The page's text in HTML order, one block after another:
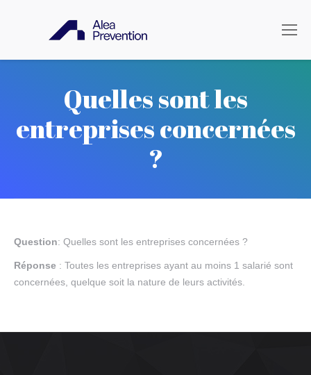
Quelles sont les
entreprises concernées
?
Question: Quelles sont les entreprises concernées ?
Réponse : Toutes les entreprises ayant au moins 1 salarié sont
concernées, quelque soit la nature de leurs activités.